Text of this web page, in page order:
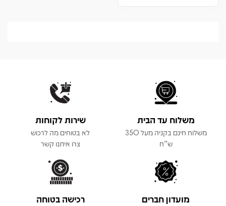
משלוח עד הבית
משלוח חינם בקניה מעל 350
ש"ח
שירות לקוחות
לא בטוחים מה לרכוש
צרו איתנו קשר
מועדון חברים רכישה בטוחה